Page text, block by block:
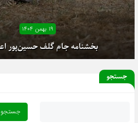
۱۹ بهمن ۱۴۰۴
بخشنامه جام گلف حسین‌پور
آغاز دور رفت لیگ دسته یک
جستجو